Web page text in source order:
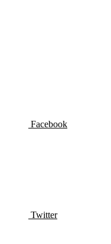
Facebook
Twitter